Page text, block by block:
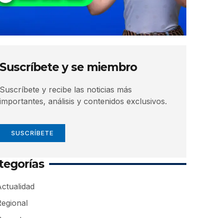
Suscríbete y se miembro
Suscríbete y recibe las noticias más
importantes, análisis y contenidos exclusivos.
SUSCRÍBETE